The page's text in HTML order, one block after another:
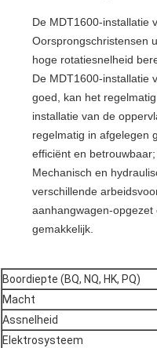
De MDT1600-installatie
Oorsprongschristensen
hoge rotatiesnelheid
De MDT1600-installatie
goed, kan het
installatie van de
regelmatig in afgelegen
efficiënt en
Mechanisch en
verschillende
aanhangwagen-
gemakkelijk.
Boordiepte (BQ, NQ, HK, PQ)
Macht
Assnelheid
Elektrosysteem